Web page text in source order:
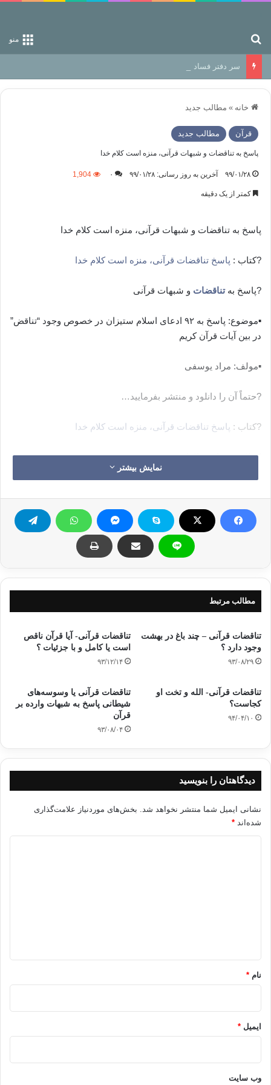
منو
سر دفتر فساد در زمین‌، دوری وکناره‌گیری از راه خداست‌!
خانه » مطالب جدید
قرآن مطالب جدید
پاسخ به تناقضات و شبهات قرآنی، منزه است کلام خدا
۹۹/۰۱/۲۸ آخرین به روز رسانی: ۹۹/۰۱/۲۸ ۰ 1,904
کمتر از یک دقیقه
پاسخ به تناقضات و شبهات قرآنی، منزه است کلام خدا
?کتاب : پاسخ تناقضات قرآنی، منزه است کلام خدا
?پاسخ بهتناقضات و شبهات قرآنی
▪️موضوع: پاسخ به ۹۲ ادعای اسلام ستیزان در خصوص وجود “تناقض”
در بین آیات قرآن کریم
▪️مولف: مراد یوسفی
?حتماً آن را دانلود و منتشر بفرمایید…
?کتاب : پاسخ تناقضات قرآنی، منزه است کلام خدا
اسلام ستیزان سالهاست
این مطالب را منتشر می نمایند
زیادی برسانیم.
▪️کانال تلگرامیشبهه از شما، پاسخ از ما
تناقض در قرآن
شبهات قرآنی
نمایش بیشتر
مطالب مرتبط
تناقضات قرآنی – چند باغ در بهشت
وجود دارد ؟
۹۳/۰۸/۲۹
تناقضات قرآنی- آیا قرآن ناقص
است یا کامل و با جزئیات ؟
۹۳/۱۲/۱۴
تناقضات قرآنی- الله و تخت او
کجاست؟
۹۴/۰۴/۱۰
تناقضات قرآنی یا وسوسه‌های
شیطانی پاسخ به شبهات وارده بر
قرآن
۹۳/۰۸/۰۴
دیدگاهتان را بنویسید
نشانی ایمیل شما منتشر نخواهد شد. بخش‌های موردنیاز علامت‌گذاری
شده‌اند *
نام *
ایمیل *
وب‌ سایت